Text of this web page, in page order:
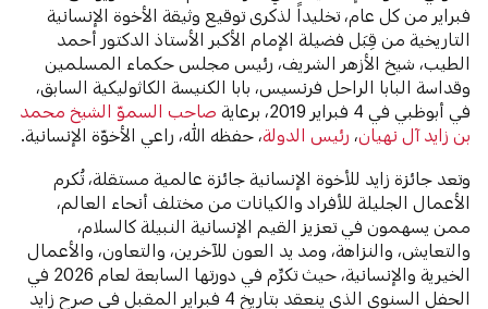
فبراير من كل عام، تخليداً لذكرى توقيع وثيقة الأخوة الإنسانية
التاريخية من قِبَل فضيلة الإمام الأكبر الأستاذ الدكتور أحمد
الطيب، شيخ الأزهر الشريف، رئيس مجلس حكماء المسلمين
وقداسة البابا الراحل فرنسيس، بابا الكنيسة الكاثوليكية السابق،
في أبوظبي في 4 فبراير 2019، برعاية
صاحب السموّ الشيخ محمد
بن زايد آل نهيان، رئيس الدولة، حفظه الله، راعي الأخوّة الإنسانية.
وتعد جائزة زايد للأخوة الإنسانية جائزة عالمية مستقلة، تُكرم
الأعمال الجليلة للأفراد والكيانات من مختلف أنحاء العالم،
ممن يسهمون في تعزيز القيم الإنسانية النبيلة كالسلام،
والتعايش، والنزاهة، ومد يد العون للآخرين، والتعاون، والأعمال
الخيرية والإنسانية، حيث تكرِّم في دورتها السابعة لعام 2026 في
الحفل السنوي الذي ينعقد بتاريخ 4 فبراير المقبل في صرح زايد